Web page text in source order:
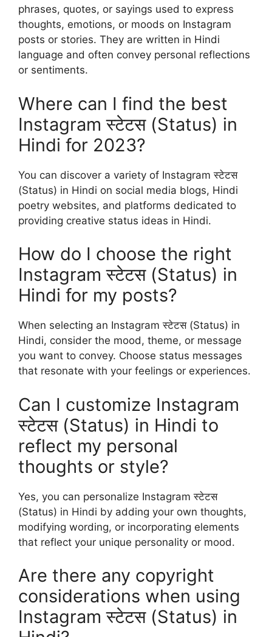
phrases, quotes, or sayings used to express
thoughts, emotions, or moods on Instagram
posts or stories. They are written in Hindi
language and often convey personal reflections
or sentiments.
Where can I find the best
Instagram स्टेटस (Status) in
Hindi for 2023?
You can discover a variety of Instagram स्टेटस
(Status) in Hindi on social media blogs, Hindi
poetry websites, and platforms dedicated to
providing creative status ideas in Hindi.
How do I choose the right
Instagram स्टेटस (Status) in
Hindi for my posts?
When selecting an Instagram स्टेटस (Status) in
Hindi, consider the mood, theme, or message
you want to convey. Choose status messages
that resonate with your feelings or experiences.
Can I customize Instagram
स्टेटस (Status) in Hindi to
reflect my personal
thoughts or style?
Yes, you can personalize Instagram स्टेटस
(Status) in Hindi by adding your own thoughts,
modifying wording, or incorporating elements
that reflect your unique personality or mood.
Are there any copyright
considerations when using
Instagram स्टेटस (Status) in